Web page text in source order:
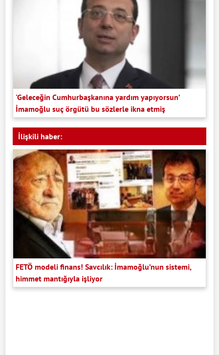
'Geleceğin Cumhurbaşkanına yardım yapıyorsun’
İmamoğlu suç örgütü bu sözlerle ikna etmiş
İlişkili haber:
FETÖ modeli finans! Savcılık: İmamoğlu’nun sistemi,
himmet mantığıyla işliyor